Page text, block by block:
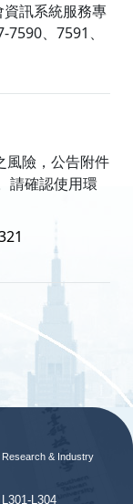
訊系統服務專
、7591、
風險，公告附件
請確認使用環
& Industry
L301-L304